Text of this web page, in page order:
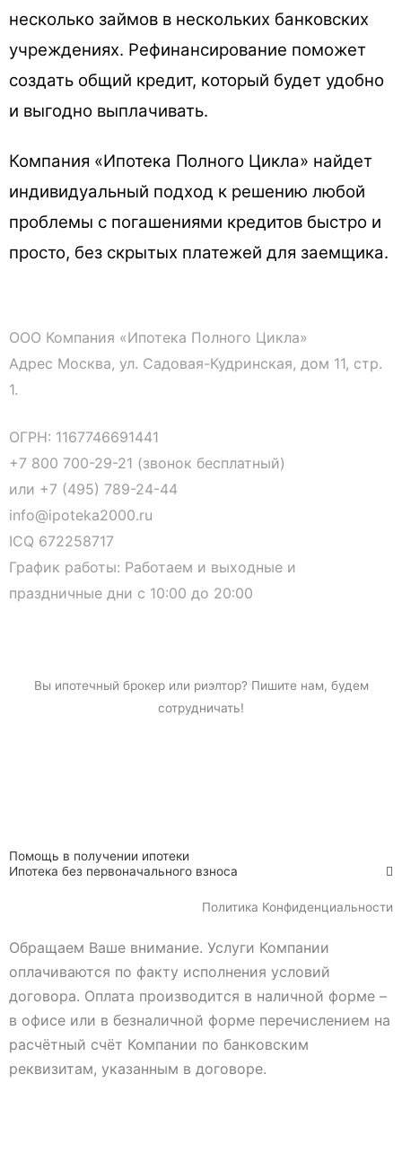
несколько займов в нескольких банковских
учреждениях. Рефинансирование поможет
создать общий кредит, который будет удобно
и выгодно выплачивать.
Компания «Ипотека Полного Цикла» найдет
индивидуальный подход к решению любой
проблемы с погашениями кредитов быстро и
просто, без скрытых платежей для заемщика.
ООО Компания «Ипотека Полного Цикла»
Адрес Москва, ул. Садовая-Кудринская, дом 11, стр.
1.
ОГРН: 1167746691441
+7 800 700-29-21 (звонок бесплатный)
или +7 (495) 789-24-44
info@ipoteka2000.ru
ICQ 672258717
График работы: Работаем и выходные и
праздничные дни с 10:00 до 20:00
Вы ипотечный брокерили риэлтор? Пишите нам, будем
сотрудничать!
Помощь в получении ипотеки
Ипотека без первоначального взноса
Политика Конфиденциальности
Обращаем Ваше внимание. Услуги Компании
оплачиваются по факту исполнения условий
договора. Оплата производится в наличной форме –
в офисе или в безналичной форме перечислением на
расчётный счёт Компании по банковским
реквизитам, указанным в договоре.